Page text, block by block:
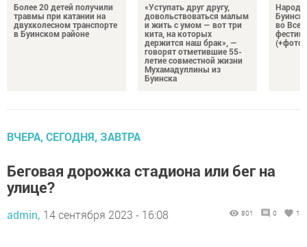
Более 20 детей получили
травмы при катании на
двухколесном транспорте
в Буинском районе
«Уступать друг другу,
довольствоваться малым
и жить с умом — вот три
кита, на которых
держится наш брак», —
говорят отметившие 55-
летие совместной жизни
Мухамадуллины из
Буинска
во
(+фото)
ВЧЕРА, СЕГОДНЯ, ЗАВТРА
Беговая дорожка стадиона или бег на
улице?
admin, 14 сентября 2023 - 16:08 801 0 1